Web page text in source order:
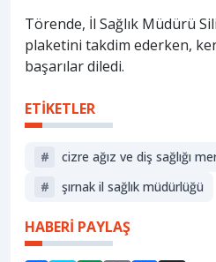
Törende, İl Sağlık Müdürü
plaketini takdim ederken,
başarılar diledi.
ETİKETLER
# cizre ağız ve diş sağlığı
#
şırnak il sağlık müdürlüğü
HABERİ PAYLAŞ